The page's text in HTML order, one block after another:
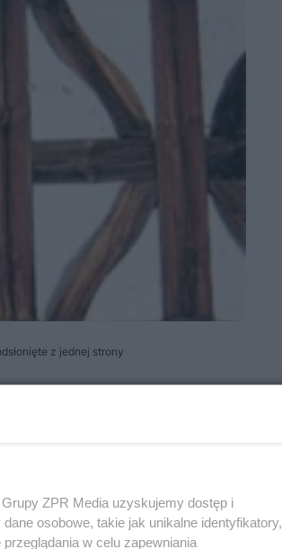
z jednej strony
się one rozchodzą, to pole
ZPR Media uzyskujemy dostęp i
osobowe, takie jak unikalne identyfikatory,
w celu zapewniania